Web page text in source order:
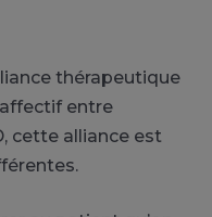
thérapeutique
entre
cette alliance est